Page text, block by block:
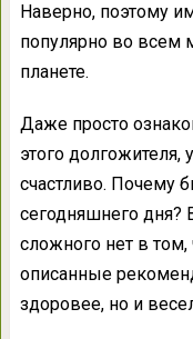
Наверно, поэтому
популярно во всем
планете.
Даже просто
этого долгожителя,
счастливо. Почему
сегодняшнего дня?
сложного нет в
описанные
здоровее, но и